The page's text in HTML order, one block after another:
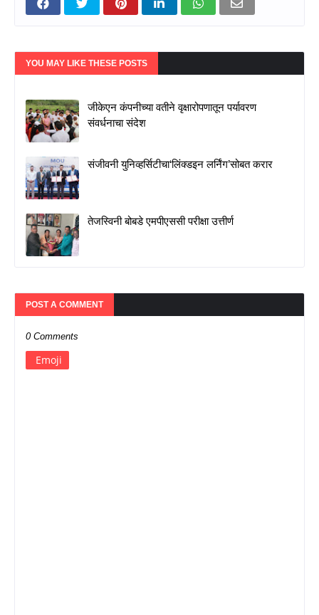
YOU MAY LIKE THESE POSTS
जीकेएन कंपनीच्या वतीने वृक्षारोपणातून पर्यावरण
संवर्धनाचा संदेश
संजीवनी युनिव्हर्सिटीचा‘लिंक्डइन लर्निंग’सोबत करार
तेजस्विनी बोबडे एमपीएससी परीक्षा उत्तीर्ण
POST A COMMENT
0 Comments
Emoji